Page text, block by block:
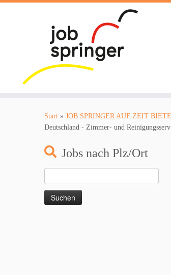
Start » JOB SPRINGER AUF ZEIT
Deutschland - Zimmer- und
Jobs nach Plz/Ort
nach: